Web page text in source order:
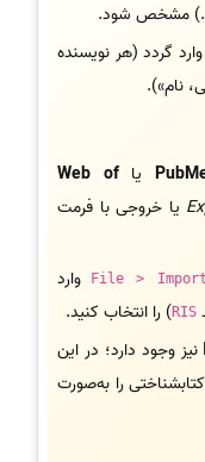
...) مشخص شود.
گردد (هر نویسنده
نام»).
یاWeb of
یا خروجی با فرمت
File >
وارد
RIS) را انتخاب کنید.
امکان افزودن مستقیم فایل‌های PDF نیز وجود دارد؛ در این
را به‌صورت